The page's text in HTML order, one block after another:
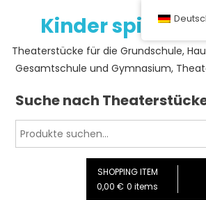
Kinder spielen
Theaterstücke für die Grundschule,
Gesamtschule und Gymnasium,
Suche nach
Suche
nach:
SHOPPING ITEM
0,00 € 0 items